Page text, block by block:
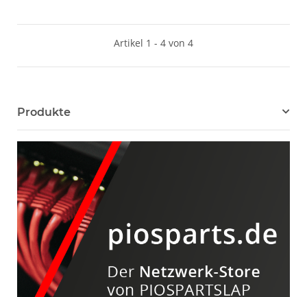
Artikel 1 - 4 von 4
Produkte